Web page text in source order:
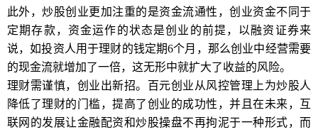
此外，炒股创业更加注重的是资金流通性，创业资金不同于
定期存款，资金运作的状态是创业的前提，以融资证券来
说，如投资人用于理财的钱定期6个月，那么创业中经营需要
的现金流就增加了一倍，这无形中就扩大了收益的风险。
理财需谨慎，创业出新招。百元创业从风控管理上为炒股人
降低了理财的门槛，提高了创业的成功性，并且在未来，互
联网的发展让金融配资和炒股操盘不再拘泥于一种形式，而